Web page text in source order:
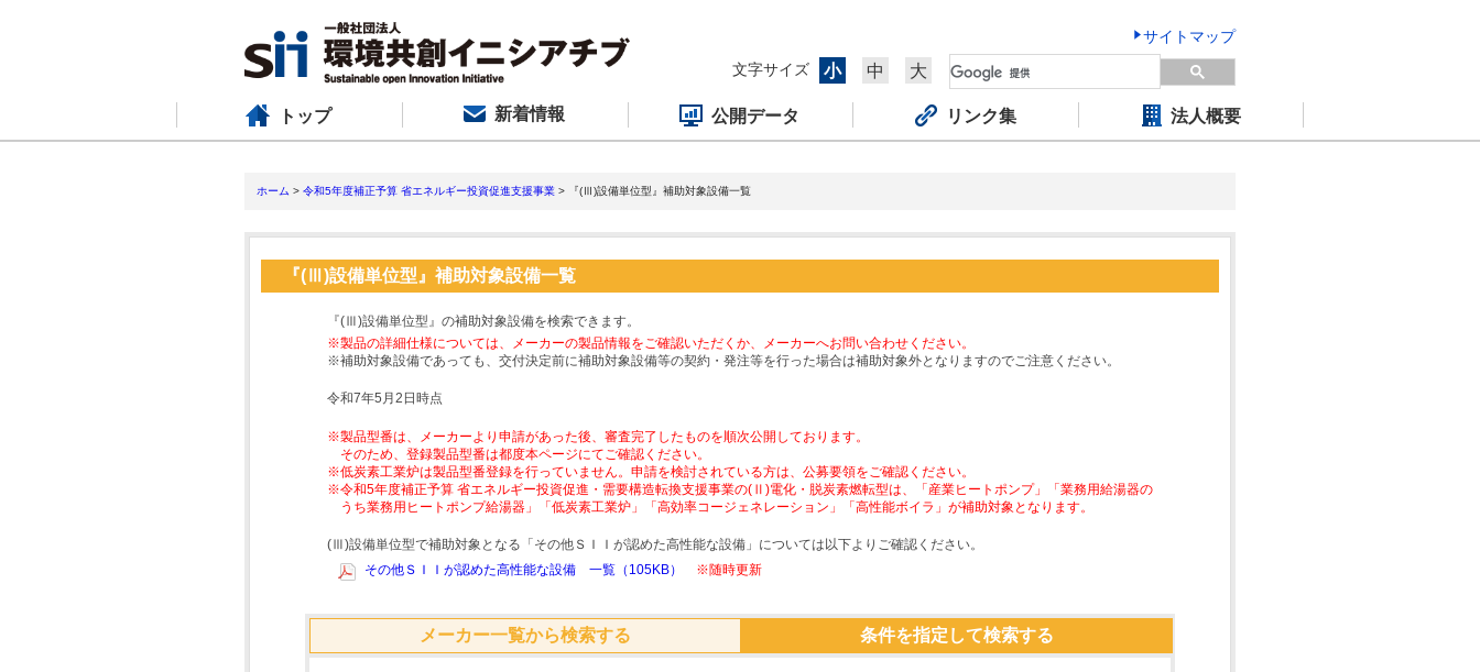
サイトマップ
文字サイズ
小 中 大
トップ 新着情報 公開データ リンク集 法人概要
ホーム > 令和5年度補正予算 省エネルギー投資促進支援事業 > 『(Ⅲ)設備単位型』補助対象設備一覧
『(Ⅲ)設備単位型』補助対象設備一覧
『(Ⅲ)設備単位型』の補助対象設備を検索できます。
※製品の詳細仕様については、メーカーの製品情報をご確認いただくか、メーカーへお問い合わせください。
※補助対象設備であっても、交付決定前に補助対象設備等の契約・発注等を行った場合は補助対象外となりますのでご注意ください。
令和7年5月2日時点
※製品型番は、メーカーより申請があった後、審査完了したものを順次公開しております。
そのため、登録製品型番は都度本ページにてご確認ください。
※低炭素工業炉は製品型番登録を行っていません。申請を検討されている方は、公募要領をご確認ください。
※令和5年度補正予算 省エネルギー投資促進・需要構造転換支援事業の(Ⅱ)電化・脱炭素燃転型は、「産業ヒートポンプ」「業務用給湯器の
うち業務用ヒートポンプ給湯器」「低炭素工業炉」「高効率コージェネレーション」「高性能ボイラ」が補助対象となります。
(Ⅲ)設備単位型で補助対象となる「その他ＳＩＩが認めた高性能な設備」については以下よりご確認ください。
その他ＳＩＩが認めた高性能な設備 一覧（105KB）
※随時更新
メーカー一覧から検索する 条件を指定して検索する